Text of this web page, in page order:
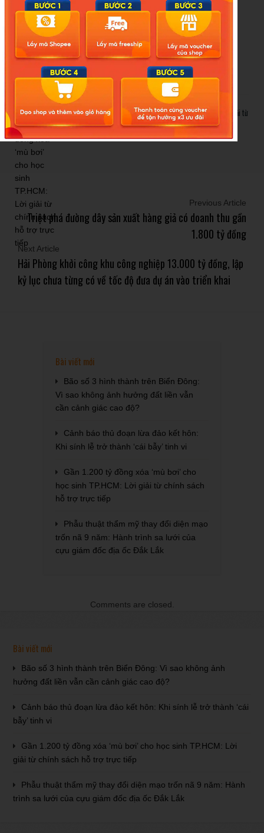
Cảnh báo thủ đoạn lừa đảo kết hôn: Khi sính lễ trở thành ‘cái
bẫy’ tinh vi
Gần 1.200 tỷ đồng xóa ‘mù bơi’ cho học sinh TP.HCM: Lời giải từ
chính sách hỗ trợ trực tiếp
Previous Article
Triệt phá đường dây sản xuất hàng giả có doanh thu gần
1.800 tỷ đồng
Next Article
Hải Phòng khởi công khu công nghiệp 13.000 tỷ đồng, lập
kỷ lục chưa từng có về tốc độ đưa dự án vào triển khai
Bài viết mới
Bão số 3 hình thành trên Biển Đông:
Vì sao không ảnh hưởng đất liền vẫn
cần cảnh giác cao độ?
Cảnh báo thủ đoạn lừa đảo kết hôn:
Khi sính lễ trở thành ‘cái bẫy’ tinh vi
Gần 1.200 tỷ đồng xóa ‘mù bơi’ cho
học sinh TP.HCM: Lời giải từ chính sách
hỗ trợ trực tiếp
Phẫu thuật thẩm mỹ thay đổi diện mạo
trốn nã 9 năm: Hành trình sa lưới của
cựu giám đốc địa ốc Đắk Lắk
Comments are closed.
Bài viết mới
Bão số 3 hình thành trên Biển Đông: Vì sao không ảnh
hưởng đất liền vẫn cần cảnh giác cao độ?
Cảnh báo thủ đoạn lừa đảo kết hôn: Khi sính lễ trở thành ‘cái
bẫy’ tinh vi
Gần 1.200 tỷ đồng xóa ‘mù bơi’ cho học sinh TP.HCM: Lời
giải từ chính sách hỗ trợ trực tiếp
Phẫu thuật thẩm mỹ thay đổi diện mạo trốn nã 9 năm: Hành
trình sa lưới của cựu giám đốc địa ốc Đắk Lắk